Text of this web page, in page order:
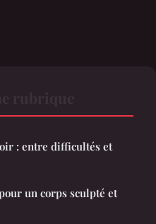
: entre difficultés et
un corps sculpté et